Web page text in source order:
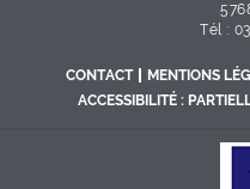
Tél :
CONTACT MENTIONS
ACCESSIBILITÉ :